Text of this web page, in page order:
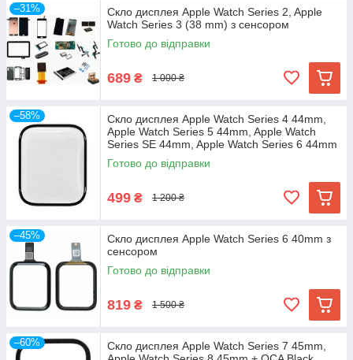
–31%
Скло дисплея Apple Watch Series 2, Apple
Watch Series 3 (38 mm) з сенсором
Готово до відправки
689 ₴ 1 000 ₴
–58%
Скло дисплея Apple Watch Series 4 44mm,
Apple Watch Series 5 44mm, Apple Watch
Series SE 44mm, Apple Watch Series 6 44mm
Black
Готово до відправки
499 ₴ 1 200 ₴
–45%
Скло дисплея Apple Watch Series 6 40mm з
сенсором
Готово до відправки
819 ₴ 1 500 ₴
–60%
Скло дисплея Apple Watch Series 7 45mm,